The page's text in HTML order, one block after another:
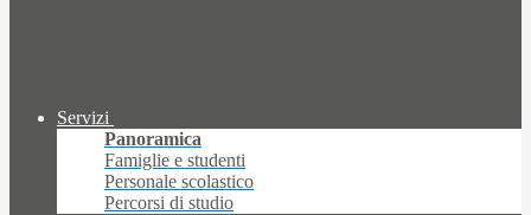
Servizi
Panoramica
Famiglie e studenti
Personale scolastico
Percorsi di studio